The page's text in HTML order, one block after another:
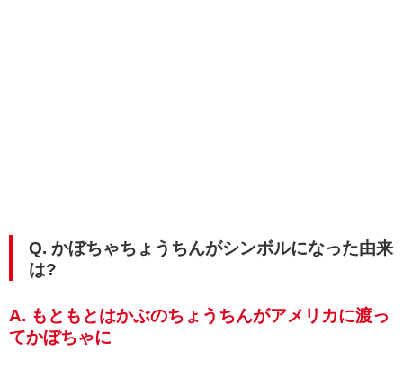
Q. かぼちゃちょうちんがシンボルになった由来
は?
A. もともとはかぶのちょうちんがアメリカに渡っ
てかぼちゃに